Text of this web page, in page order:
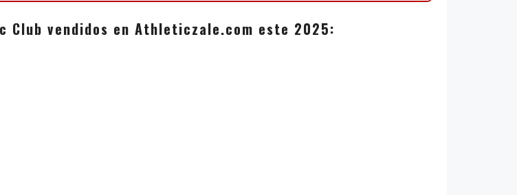
vendidos en Athleticzale.com este 2025: